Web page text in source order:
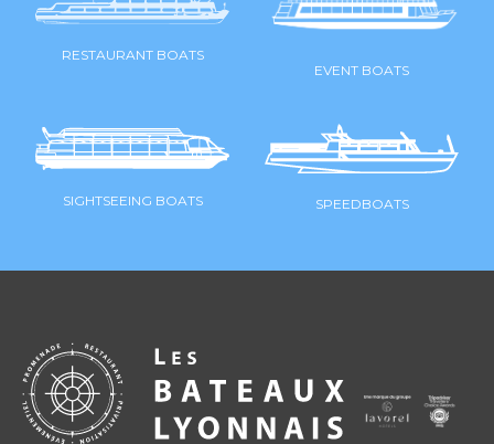
RESTAURANT BOATS
EVENT BOATS
SIGHTSEEING BOATS SPEEDBOATS